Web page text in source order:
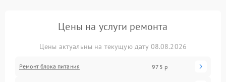
Цены на услуги ремонта
Цены актуальны на текущую дату 08.08.2026
Ремонт блока питания 975 р